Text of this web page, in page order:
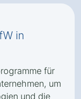
in
für
um
und die